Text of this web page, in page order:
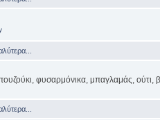
φυσαρμόνικα, μπαγλαμάς, ούτι,